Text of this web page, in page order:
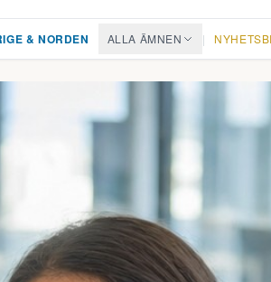
& NORDEN ALLA ÄMNEN |